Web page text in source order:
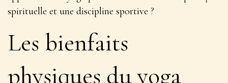
spirituelle et une discipline sportive ?
Les bienfaits
physiques du yoga